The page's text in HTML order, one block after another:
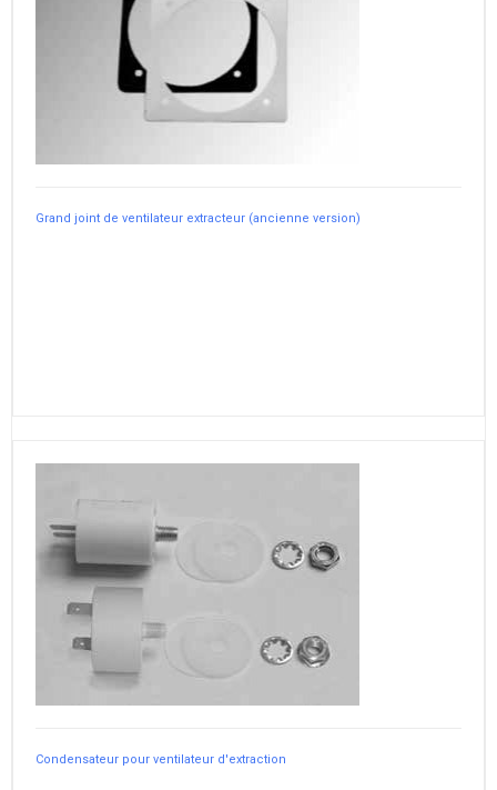
Grand joint de ventilateur extracteur (ancienne version)
Condensateur pour ventilateur d'extraction